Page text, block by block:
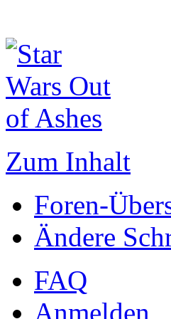
Zum Inhalt
Foren-
Ändere
FAQ
Anmelden